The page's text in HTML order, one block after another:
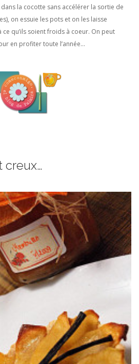
la cocotte sans accélérer la sortie de
on essuie les pots et on les laisse
ce qu’ils soient froids à coeur. On peut
en profiter toute l’année…
creux…
FACILE À LA
COINGS À LA VANILLE
pommes on ne peut plus simple.